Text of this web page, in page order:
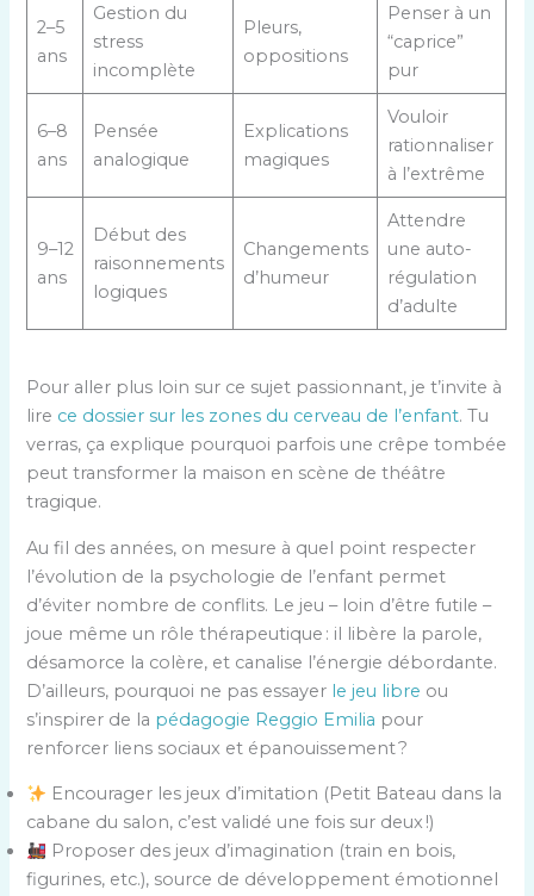
2–5
ans
Gestion du
stress
incomplète
Pleurs,
oppositions
Penser à un
“caprice”
pur
6–8
ans
Pensée
analogique
Explications
magiques
Vouloir
rationnaliser
à l’extrême
9–12
ans
Début des
raisonnements
logiques
Changements
d’humeur
Attendre
une auto-
régulation
d’adulte
Pour aller plus loin sur ce sujet passionnant, je t’invite à
lire ce dossier sur les zones du cerveau de l’enfant. Tu
verras, ça explique pourquoi parfois une crêpe tombée
peut transformer la maison en scène de théâtre
tragique.
Au fil des années, on mesure à quel point respecter
l’évolution de la psychologie de l’enfant permet
d’éviter nombre de conflits. Le jeu – loin d’être futile –
joue même un rôle thérapeutique : il libère la parole,
désamorce la colère, et canalise l’énergie débordante.
D’ailleurs, pourquoi ne pas essayer le jeu libre ou
s’inspirer de la pédagogie Reggio Emilia pour
renforcer liens sociaux et épanouissement ?
Encourager les jeux d’imitation (Petit Bateau dans la
cabane du salon, c’est validé une fois sur deux !)
Proposer des jeux d’imagination (train en bois,
figurines, etc.), source de développement émotionnel